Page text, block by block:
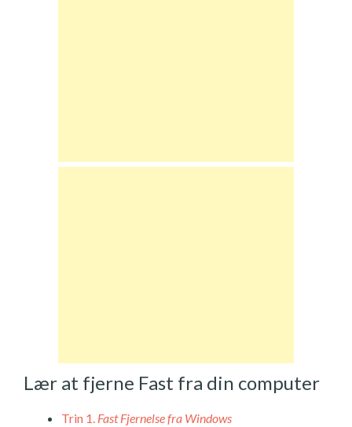
Lær at fjerne Fast fra din computer
Trin 1. Fast Fjernelse fra Windows